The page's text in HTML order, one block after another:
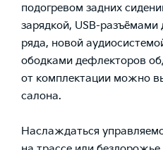
подогревом задних
зарядкой, USB-
ряда, новой
ободками дефлекторов
от комплектации можно
салона.
Наслаждаться